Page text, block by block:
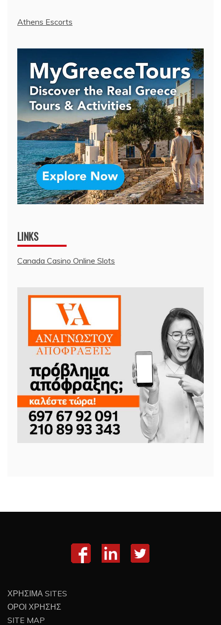
Athens Escorts
LINKS
Canada Casino Online Slots
ΧΡΗΣΙΜΑ SITES
ΟΡΟΙ ΧΡΗΣΗΣ
SITE MAP